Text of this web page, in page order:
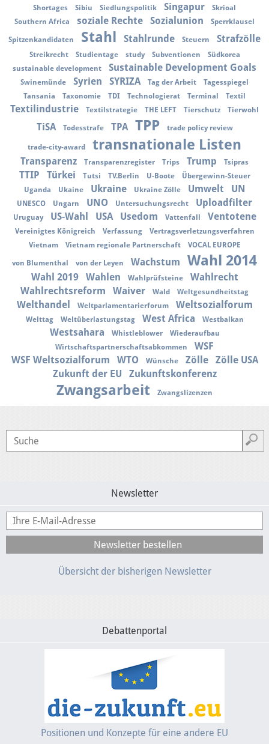
Shortages
Sibiu Siedlungspolitik Singapur
Skrioal
Southern Africa
soziale Rechte Sozialunion Sperrklausel
Spitzenkandidaten Stahl Stahlrunde Steuern Strafzölle
Streikrecht Studientage study Subventionen
Südkorea
sustainable development
Sustainable Development Goals
Swinemünde Syrien SYRIZA Tag der Arbeit
Tagesspiegel
Tansania
Taxonomie TDI Technologierat Terminal Textil
Textilindustrie Textilstrategie THE LEFT Tierschutz Tierwohl
TiSA Todesstrafe TPA TPP trade policy review
trade-city-award transnationale Listen
Transparenz Transparenzregister Trips Trump Tsipras
TTIP Türkei Tutsi TV.Berlin U-Boote
Übergewinn-Steuer
Uganda
Ukaine Ukraine Ukraine Zölle Umwelt UN
UNESCO Ungarn UNO Untersuchungsrecht Uploadfilter
Uruguay US-Wahl USA Usedom Vattenfall Ventotene
Vereinigtes Königreich Verfassung
Vertragsverletzungsverfahren
Vietnam
Vietnam regionale Partnerschaft VOCAL EUROPE
von Blumenthal von der Leyen Wachstum Wahl 2014
Wahl 2019 Wahlen Wahlprüfsteine
Wahlrecht
Wahlrechtsreform
Waiver Wald Weltgesundheitstag
Welthandel Weltparlamentarierforum Weltsozialforum
Welttag Weltüberlastungstag West Africa Westbalkan
Westsahara Whistleblower
Wiederaufbau
Wirtschaftspartnerschaftsabkommen
WSF
WSF Weltsozialforum
WTO Wünsche Zölle
Zölle USA
Zukunft der EU
Zukunftskonferenz
Zwangsarbeit Zwangslizenzen
Newsletter
Übersicht der bisherigen Newsletter
Debattenportal
Positionen und Konzepte für eine andere EU